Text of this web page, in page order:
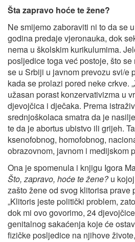
Šta zapravo hoće te žene?
Ne smijemo zaboraviti ni to da se
godina predaje vjeronauka, dok
nema u školskim kurikulumima.
posljedice toga već postoje, što se
se u Srbiji u javnom prevozu svi/e
kada se prolazi pored neke crkve.
užasan porast konzervativizma u
djevojčica i dječaka. Prema
srednjoškolaca smatra da je
te da je abortus ubistvo ili grijeh.
ksenofobnog, homofobnog,
obrazovnom, javnom i medijskom
Ona je spomenula i knjigu Igora
Što, zapravo, hoće te žene?u
zašto žene od svog klitorisa prave
„Klitoris jeste politički problem,
dok mi ovo govorimo, 24
genitalnog sakaćenja koje će
fizičke posljedice na njihove